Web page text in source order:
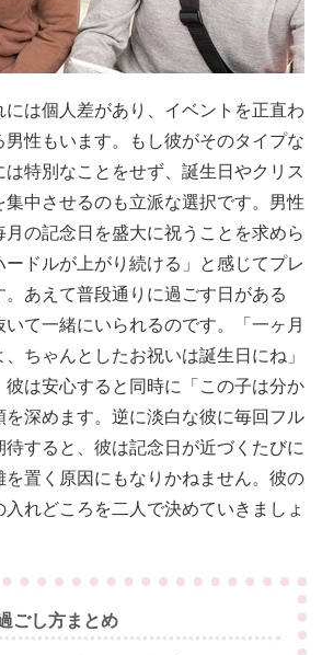
は個人差があり、イベントを正直わ
性もいます。もし彼がそのタイプな
は特別なことをせず、誕生日やクリス
集中させるのも立派な選択です。男性
の記念日を盛大に祝うことを求めら
ドルが上がり続ける」と感じてプレ
。あえて普段通りに過ごす日がある
て一緒にいられるのです。「一ヶ月
ちゃんとしたお祝いは誕生日にね」
彼は安心すると同時に「この子は分か
を深めます。逆に淡白な彼に毎回フル
待すると、彼は記念日が近づくたびに
を置く原因にもなりかねません。彼の
れどころを二人で決めていきましょ
ごし方まとめ